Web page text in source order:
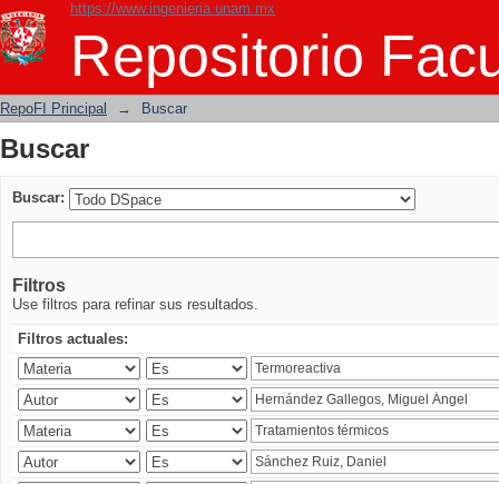
https://www.ingenieria.unam.mx
Repositorio
Buscar
RepoFI Principal → Buscar
Buscar
Buscar:
Filtros
Use filtros para refinar sus resultados.
Filtros actuales: